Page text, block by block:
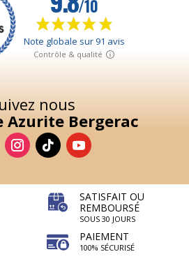
nous
Azurite Bergerac
SATISFAIT OU
REMBOURSÉ
SOUS 30 JOURS
PAIEMENT
100% SÉCURISÉ